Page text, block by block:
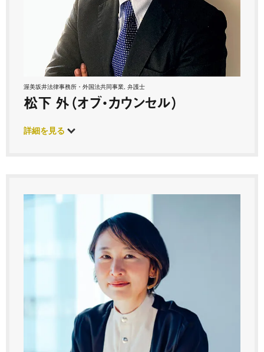
渥美坂井法律事務所・外国法共同事業, 弁護士
松下 外（オブ・カウンセル）
詳細を見る